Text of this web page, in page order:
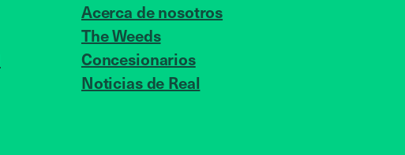
Acerca de nosotros
The Weeds
Concesionarios
Noticias de Real